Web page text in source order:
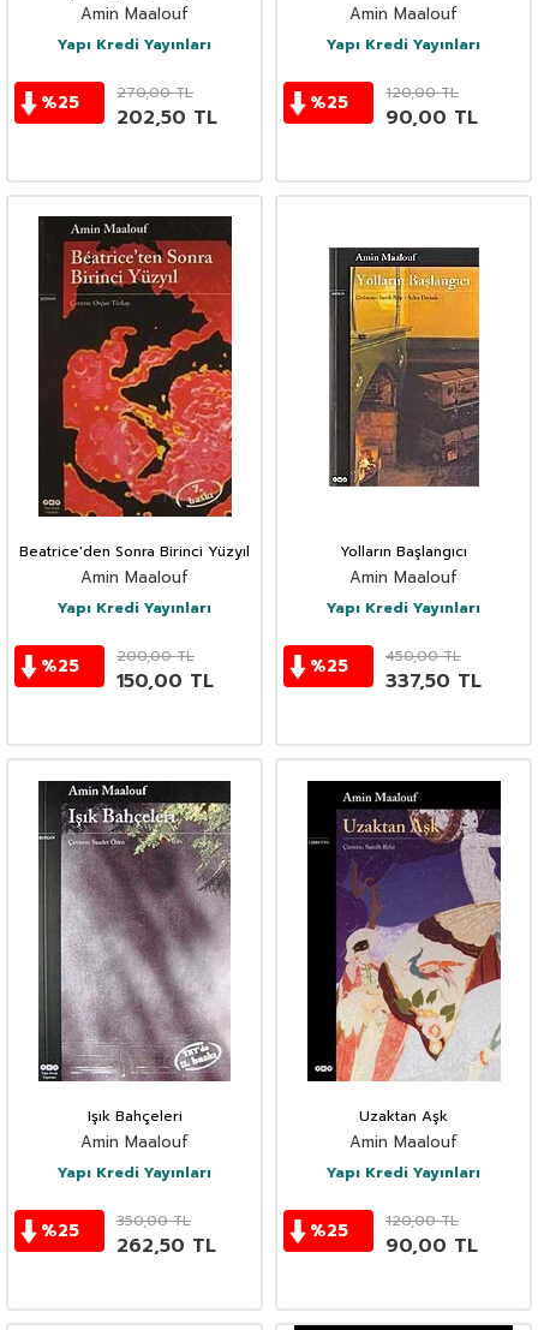
Amin Maalouf
Yapı Kredi Yayınları
%25 270,00TL
202,50 TL
Amin Maalouf
Yapı Kredi Yayınları
%25 120,00TL
90,00 TL
Beatrice'den Sonra Birinci Yüzyıl
Amin Maalouf
Yapı Kredi Yayınları
%25 200,00TL
150,00 TL
Yolların Başlangıcı
Amin Maalouf
Yapı Kredi Yayınları
%25 450,00TL
337,50 TL
Işık Bahçeleri
Amin Maalouf
Yapı Kredi Yayınları
%25 350,00TL
262,50 TL
Uzaktan Aşk
Amin Maalouf
Yapı Kredi Yayınları
%25 120,00TL
90,00 TL